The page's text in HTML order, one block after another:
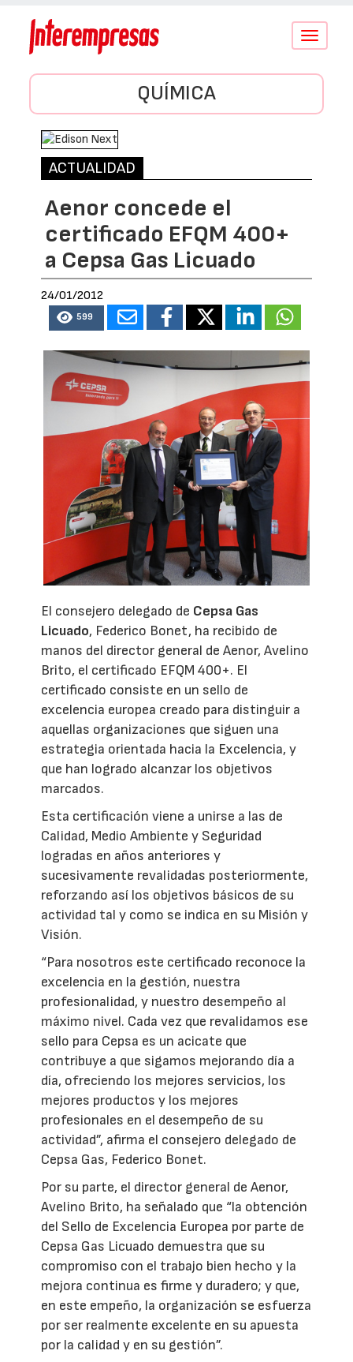
Conmutar
QUÍMICA
ACTUALIDAD
Aenor concede el
certificado EFQM 400+
a Cepsa Gas Licuado
24/01/2012
599
El consejero delegado de Cepsa Gas
Licuado, Federico Bonet, ha recibido de
manos del director general de Aenor, Avelino
Brito, el certificado EFQM 400+. El
certificado consiste en un sello de
excelencia europea creado para distinguir a
aquellas organizaciones que siguen una
estrategia orientada hacia la Excelencia, y
que han logrado alcanzar los objetivos
marcados.
Esta certificación viene a unirse a las de
Calidad, Medio Ambiente y Seguridad
logradas en años anteriores y
sucesivamente revalidadas posteriormente,
reforzando así los objetivos básicos de su
actividad tal y como se indica en su Misión y
Visión.
“Para nosotros este certificado reconoce la
excelencia en la gestión, nuestra
profesionalidad, y nuestro desempeño al
máximo nivel. Cada vez que revalidamos ese
sello para Cepsa es un acicate que
contribuye a que sigamos mejorando día a
día, ofreciendo los mejores servicios, los
mejores productos y los mejores
profesionales en el desempeño de su
actividad”, afirma el consejero delegado de
Cepsa Gas, Federico Bonet.
Por su parte, el director general de Aenor,
Avelino Brito, ha señalado que “la obtención
del Sello de Excelencia Europea por parte de
Cepsa Gas Licuado demuestra que su
compromiso con el trabajo bien hecho y la
mejora continua es firme y duradero; y que,
en este empeño, la organización se esfuerza
por ser realmente excelente en su apuesta
por la calidad y en su gestión”.